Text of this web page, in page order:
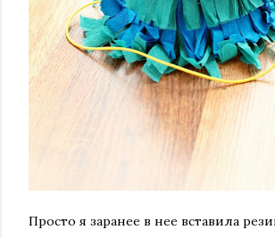
Просто я заранее в нее вставила